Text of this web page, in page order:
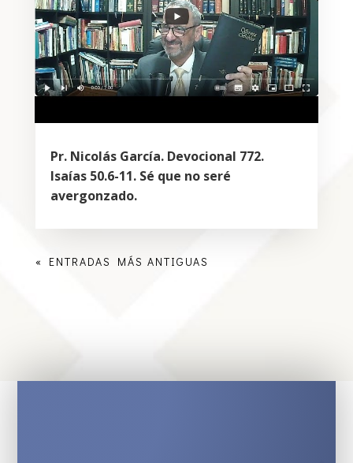
Pr. Nicolás García. Devocional 772.
Isaías 50.6-11. Sé que no seré
avergonzado.
« ENTRADAS MÁS ANTIGUAS